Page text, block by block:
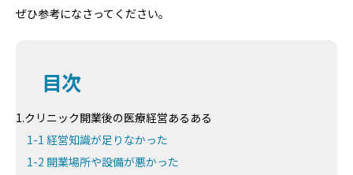
ぜひ参考になさってください。
目次
1.クリニック開業後の医療経営あるある
1-1 経営知識が足りなかった
1-2 開業場所や設備が悪かった